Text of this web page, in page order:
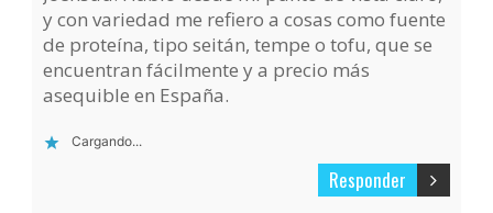
y con variedad me refiero a cosas como fuente
de proteína, tipo seitán, tempe o tofu, que se
encuentran fácilmente y a precio más
asequible en España.
Cargando...
Responder